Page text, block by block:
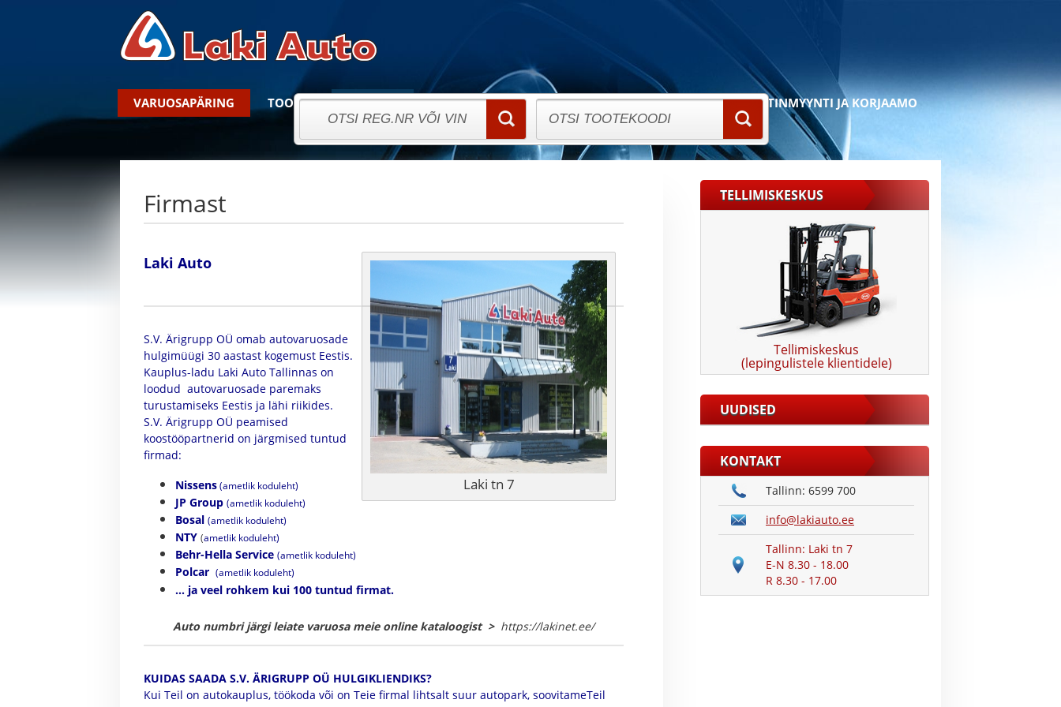
TOOTED FIRMAST ONLINE KATALOOG
VARUOSAPÄRING KONTAKT INFO JÄÄHDYTINMYYNTI JA KORJAAMO
Firmast
Laki tn 7
Laki Auto
S.V. Ärigrupp OÜ omab autovaruosade
hulgimüügi 30 aastast kogemust Eestis.
Kauplus-ladu Laki Auto Tallinnas on
loodud autovaruosade paremaks
turustamiseks Eestis ja lähi riikides.
S.V. Ärigrupp OÜ peamised
koostööpartnerid on järgmised tuntud
firmad:
Nissens(ametlik koduleht)
JP Group (ametlik koduleht)
Bosal (ametlik koduleht)
NTY (ametlik koduleht)
Behr-Hella Service (ametlik koduleht)
Polcar (ametlik koduleht)
... ja veel rohkem kui 100 tuntud firmat.
Auto numbri järgi leiate varuosa meie online kataloogist > https://lakinet.ee/
KUIDAS SAADA S.V. ÄRIGRUPP OÜ HULGIKLIENDIKS?
Kui Teil on autokauplus, töökoda või on Teie firmal lihtsalt suur autopark, soovitameTeil
TELLIMISKESKUS
Tellimiskeskus
(lepingulistele klientidele)
UUDISED
KONTAKT
Tallinn: 6599 700
info@lakiauto.ee
Tallinn: Laki tn 7
E-N 8.30 - 18.00
R 8.30 - 17.00